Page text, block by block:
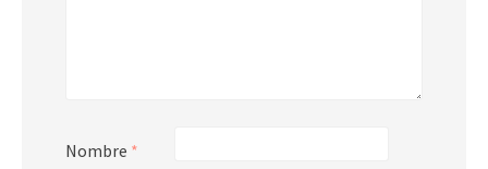
Nombre *